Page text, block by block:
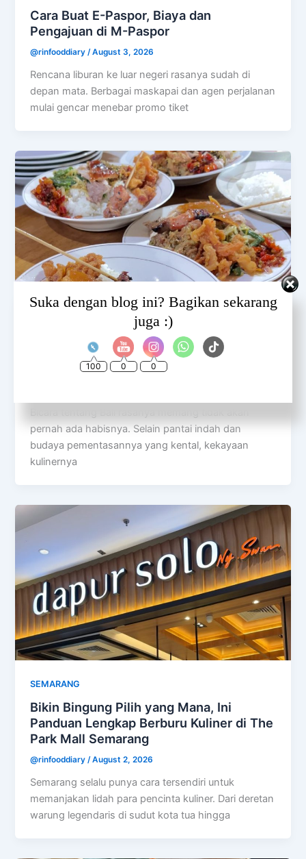
Cara Buat E-Paspor, Biaya dan
Pengajuan di M-Paspor
@rinfooddiary/August 3, 2026
Rencana liburan ke luar negeri rasanya sudah di
depan mata. Berbagai maskapai dan agen perjalanan
mulai gencar menebar promo tiket
5 Rekomendasi Kuliner Babi di Bali yang
Legendaris dan Wajib Dicoba
pernah ada habisnya. Selain pantai indah dan
budaya pementasannya yang kental, kekayaan
kulinernya
SEMARANG
Bikin Bingung Pilih yang Mana, Ini
Panduan Lengkap Berburu Kuliner di The
Park Mall Semarang
@rinfooddiary/August 2, 2026
Semarang selalu punya cara tersendiri untuk
memanjakan lidah para pencinta kuliner. Dari deretan
warung legendaris di sudut kota tua hingga
Suka dengan blog ini? Bagikan sekarang
juga :)
100 0
Set Youtube Channel ID
0